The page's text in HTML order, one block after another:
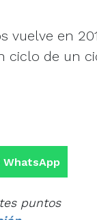
vuelve en
ciclo de un
WhatsApp
puntos